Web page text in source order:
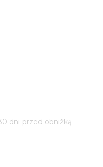
dni przed obniżką